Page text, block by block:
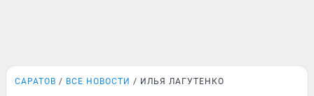
САРАТОВ ВСЕ НОВОСТИ ИЛЬЯ ЛАГУТЕНКО